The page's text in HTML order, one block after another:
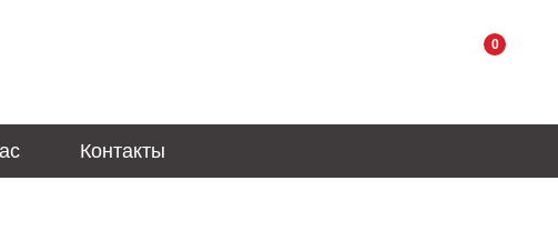
0
Контакты